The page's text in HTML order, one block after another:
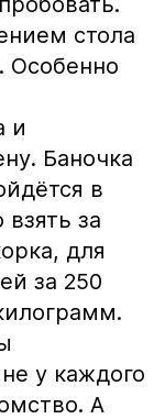
стола
Особенно
и
Баночка
в
за
для
за 250
у каждого
А